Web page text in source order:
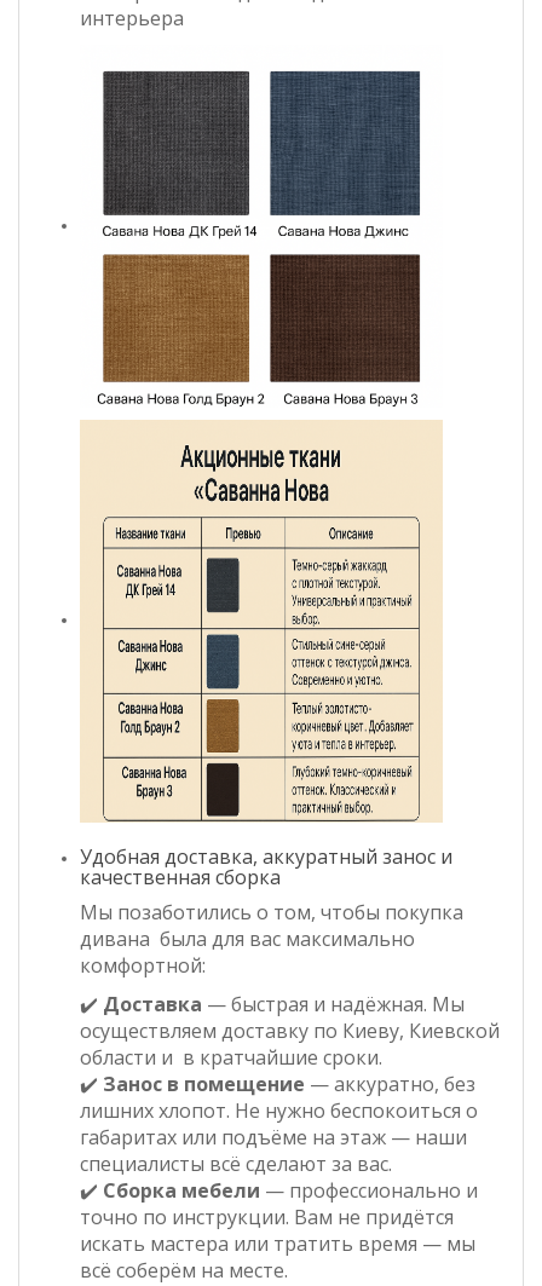
интерьера
Удобная доставка, аккуратный занос и
качественная сборка
Мы позаботились о том, чтобы покупка
дивана была для вас максимально
комфортной:
✔️ Доставка — быстрая и надёжная. Мы
осуществляем доставку по Киеву, Киевской
области и в кратчайшие сроки.
✔️ Занос в помещение — аккуратно, без
лишних хлопот. Не нужно беспокоиться о
габаритах или подъёме на этаж — наши
специалисты всё сделают за вас.
✔️ Сборка мебели — профессионально и
точно по инструкции. Вам не придётся
искать мастера или тратить время — мы
всё соберём на месте.